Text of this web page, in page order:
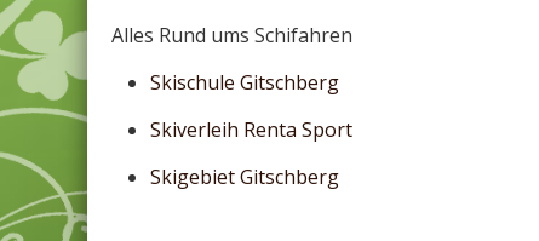
Alles Rund ums Schifahren
Skischule Gitschberg
Skiverleih Renta Sport
Skigebiet Gitschberg